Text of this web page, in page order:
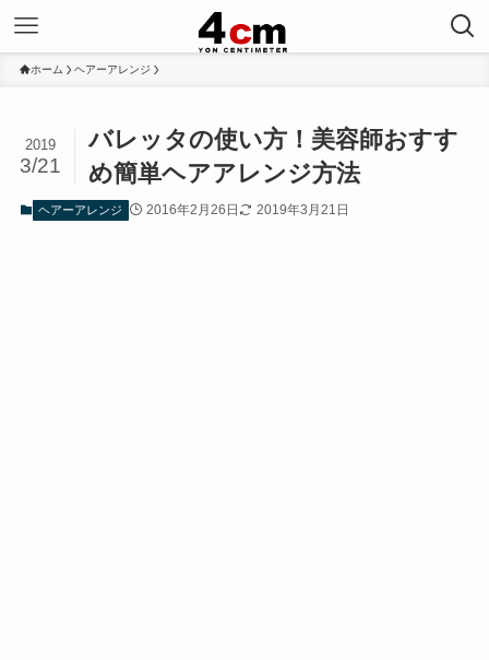
ホーム ヘアーアレンジ
バレッタの使い方！美容師おすす
め簡単ヘアアレンジ方法
2019
3/21
ヘアーアレンジ 2016年2月26日 2019年3月21日